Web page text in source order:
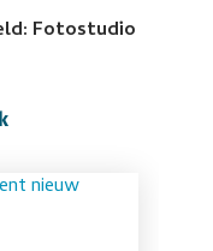
Fotostudio